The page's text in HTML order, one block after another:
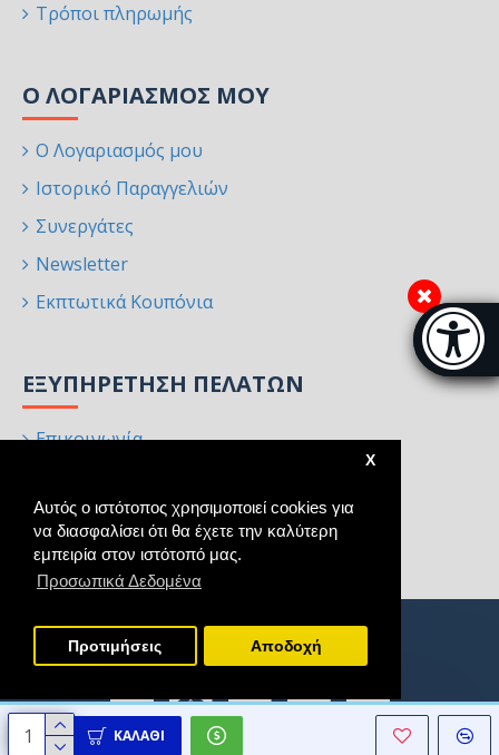
Αυτός ο ιστότοπος χρησιμοποιεί cookies για
να διασφαλίσει ότι θα έχετε την καλύτερη
εμπειρία στον ιστότοπό μας.
Προσωπικά Δεδομένα
X
Προτιμήσεις Aποδοχή
Μπάρα
ΚΑΛΆΘΙ
Τρόποι πληρωμής
Ο ΛΟΓΑΡΙΑΣΜΌΣ ΜΟΥ
Ο Λογαριασμός μου
Ιστορικό Παραγγελιών
Συνεργάτες
Newsletter
Εκπτωτικά Κουπόνια
ΕΞΥΠΗΡΈΤΗΣΗ ΠΕΛΑΤΏΝ
Επικοινωνία
Χάρτης Ιστότοπου
Κατασκευαστές
Copyright © 2021 - 2025, Homeart, All Rights Reserved